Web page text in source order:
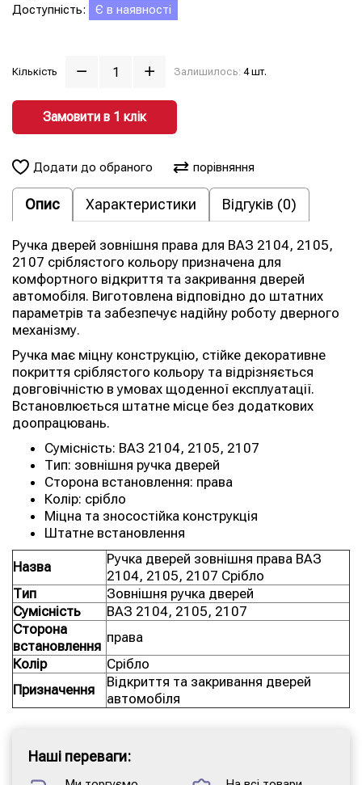
Доступність:
Є в наявності
Кількість Залишилось: 4 шт.
Замовити в 1 клiк
Додати до обраного порівняння
Опис Характеристики Відгуків (0)
Ручка дверей зовнішня права для ВАЗ 2104, 2105,
2107 сріблястого кольору призначена для
комфортного відкриття та закривання дверей
автомобіля. Виготовлена відповідно до штатних
параметрів та забезпечує надійну роботу дверного
механізму.
Ручка має міцну конструкцію, стійке декоративне
покриття сріблястого кольору та відрізняється
довговічністю в умовах щоденної експлуатації.
Встановлюється штатне місце без додаткових
доопрацювань.
Сумісність: ВАЗ 2104, 2105, 2107
Тип: зовнішня ручка дверей
Сторона встановлення: права
Колір: срібло
Міцна та зносостійка конструкція
Штатне встановлення
Назва
Ручка дверей зовнішня права ВАЗ
2104, 2105, 2107 Срібло
Тип
Зовнішня ручка дверей
Сумісність
ВАЗ 2104, 2105, 2107
Сторона
встановлення
права
Колір
Срібло
Призначення
Відкриття та закривання дверей
автомобіля
Наші переваги: